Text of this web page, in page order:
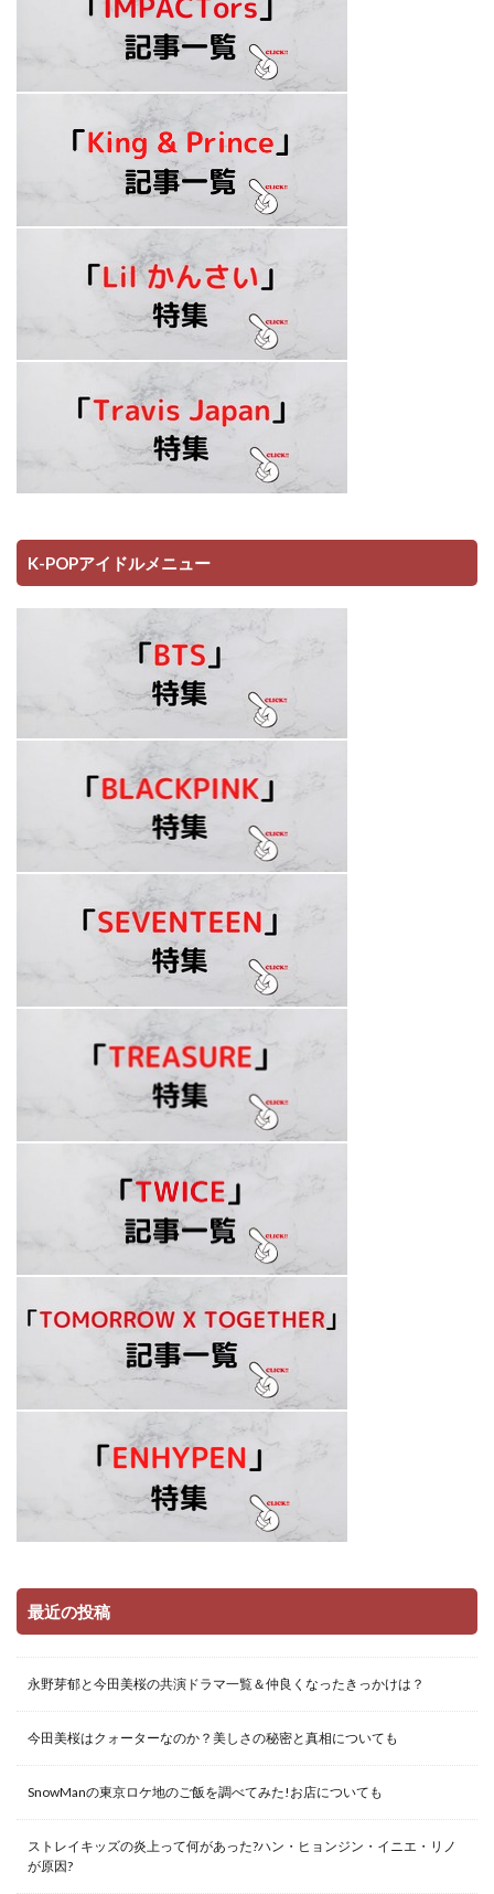
K-POPアイドルメニュー
最近の投稿
永野芽郁と今田美桜の共演ドラマ一覧＆仲良くなったきっかけは？
今田美桜はクォーターなのか？美しさの秘密と真相についても
SnowManの東京ロケ地のご飯を調べてみた!お店についても
ストレイキッズの炎上って何があった?ハン・ヒョンジン・イニエ・リノ
が原因?